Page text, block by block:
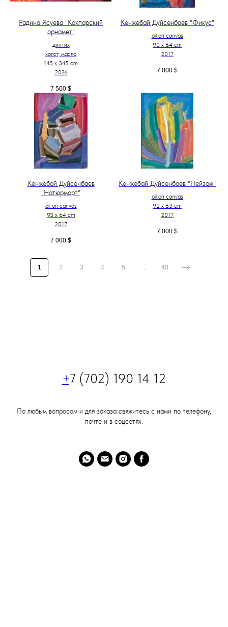
Радина Ясуева "Кокпарский
орнамет"
диптих
холст, масло
145 х 345 cm
2026
7 500 $
Кенжебай Дуйсенбаев "Фикус"
oil on canvas
90 x 64 cm
2017
7 000 $
Кенжебай Дуйсенбаев
"Натюрморт"
oil on canvas
93 x 64 cm
2017
7 000 $
Кенжебай Дуйсенбаев "Пейзаж"
oil on canvas
92 x 63 cm
2017
7 000 $
1 2 3 4 5 ... 40
+7 (702) 190 14 12
По любым вопросам и для заказа свяжитесь с нами по телефону,
почте и в соцсетях.